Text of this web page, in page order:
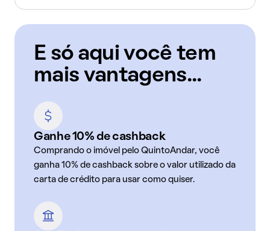
E só aqui você tem
mais vantagens...
Ganhe 10% de cashback
Comprando o imóvel pelo QuintoAndar, você
ganha 10% de cashback sobre o valor utilizado da
carta de crédito para usar como quiser.